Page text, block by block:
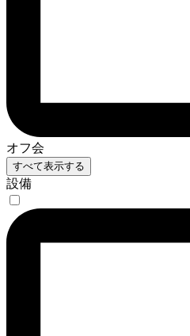
オフ会
すべて表示する
設備